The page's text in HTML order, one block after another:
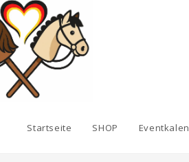
Startseite SHOP